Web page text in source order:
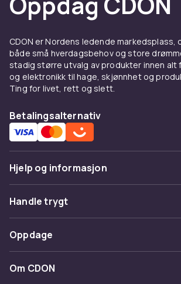
CDON er Nordens ledende markedsplass,
både små hverdagsbehov og store
stadig større utvalg av produkter innen alt
og elektronikk til hage, skjønnhet og
Ting for livet, rett og slett.
Betalingsalternativ
Hjelp og informasjon
Vanlige spørsmål
Spor pakke
Angre & returner her
Kontakt oss
Handle trygt
Betaling
Levering
Oppdage
Kategorier
Om CDON